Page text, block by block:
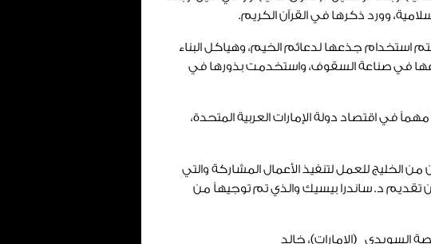
وورد ذكرها في القرآن الكريم.
استخدام جذعها لدعائم الخيم، وهياكل البناء
في صناعة السقوف، واستخدمت بذورها في
في اقتصاد دولة الإمارات العربية المتحدة،
الخليج للعمل لتنفيذ الأعمال المشاركة والتي
تقديم د. ساندرا بيسيك والذي تم توجيهاً من
السويدي (الإمارات)، خالد